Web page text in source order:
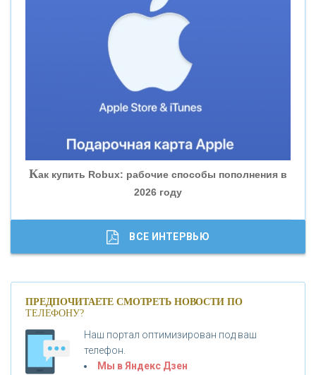
«ВНЕШПРОМБАНК»
«БАНК ГЛОБЭКС»
«СОВКОМБАНК»
«ГАЗПРОМБАНК»
«МОСКОВСКИЙ КРЕДИТНЫЙ БАНК»
«БАНК ВОЗРОЖДЕНИЕ»
Как купить Robux: рабочие способы пополнения в
2026 году
Банки.ру обновил логотип впервые за 19 лет -
ВСЕ ИНТЕРВЬЮ
ПРЕДПОЧИТАЕТЕ СМОТРЕТЬ НОВОСТИ ПО
ТЕЛЕФОНУ?
Наш портал оптимизирован под ваш
телефон.
Мы в Яндекс Дзен